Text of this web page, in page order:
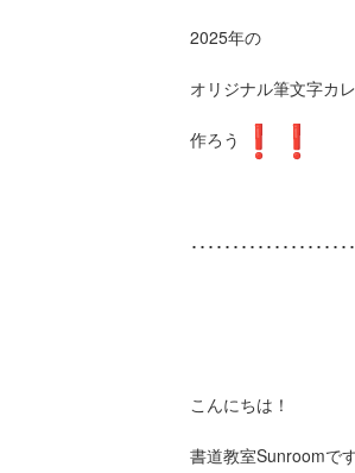
2025年の
オリジナル筆文字カ
作ろう
･･･････････････････
こんにちは！
書道教室Sunroomで